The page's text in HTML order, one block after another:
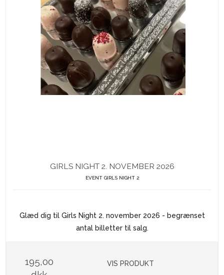
GIRLS NIGHT 2. NOVEMBER 2026
EVENT GIRLS NIGHT 2
Glæd dig til Girls Night 2. november 2026 - begrænset
antal billetter til salg.
195,00
VIS PRODUKT